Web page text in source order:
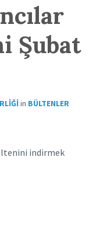
Şubat
in BÜLTENLER
indirmek